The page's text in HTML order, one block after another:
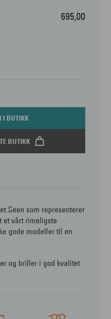
695,00
I BUTIKK
BUTIKK
Seen som representerer
et vårt rimeligste
gode modeller til en
og briller i god kvalitet